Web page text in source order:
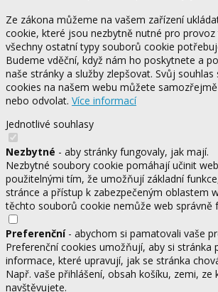
Ze zákona můžeme na vašem zařízení
cookie, které jsou nezbytně nutné pro
všechny ostatní typy souborů cookie
Budeme vděční, když nám ho poskytnete a
naše stránky a služby zlepšovat. Svůj souhlas
cookies na našem webu můžete
nebo odvolat. Více informací
Jednotlivé souhlasy
Nezbytné - aby stránky fungovaly, jak mají.
Nezbytné soubory cookie pomáhají učinit
použitelnými tím, že umožňují základní
stránce a přístup k zabezpečeným oblastem
těchto souborů cookie nemůže web správně
Preferenční- abychom si pamatovali vaše
Preferenční cookies umožňují, aby si stránka
informace, které upravují, jak se stránka
Např. vaše přihlášení, obsah košíku, zemi, ze
navštěvujete.